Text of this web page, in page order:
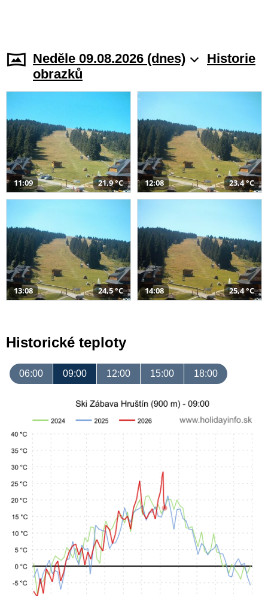
Neděle 09.08.2026 (dnes)
Historie
obrazků
11:09 21,9 °C 12:08 23,4 °C
13:08 24,5 °C 14:08 25,4 °C
Historické teploty
06:00 09:00 12:00 15:00 18:00